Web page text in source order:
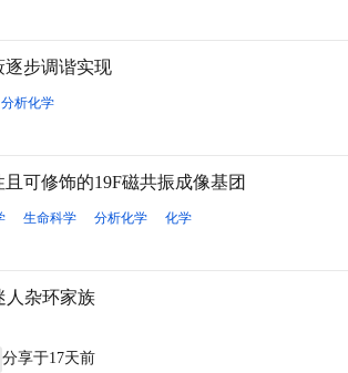
逐步调谐实现
分析化学
可修饰的19F磁共振成像基团
生命科学 分析化学
化学
人杂环家族
分享于17天前